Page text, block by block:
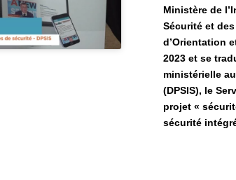
Ministère de
Sécurité et
d’Orientation
2023 et se
ministérielle
(DPSIS), le
projet «
sécurité